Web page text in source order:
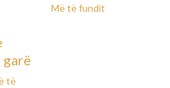
garë
të
Më të fundit